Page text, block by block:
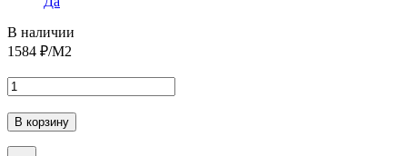
В наличии
1584 ₽/М2